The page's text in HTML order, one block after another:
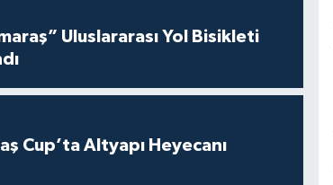
Uluslararası Yol Bisikleti
Cup’ta Altyapı Heyecanı